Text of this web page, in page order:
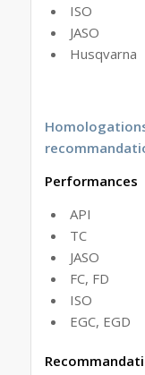
ISO
JASO
Husqvarna
Performances
API
TC
JASO
FC, FD
ISO
EGC, EGD